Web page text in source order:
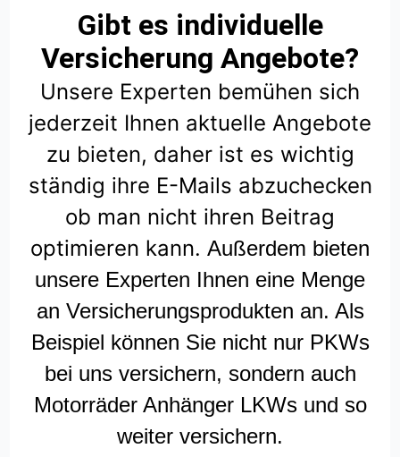
Gibt es individuelle
Versicherung Angebote?
Unsere Experten bemühen sich
jederzeit Ihnen aktuelle Angebote
zu bieten, daher ist es wichtig
ständig ihre E-Mails abzuchecken
ob man nicht ihren Beitrag
optimieren kann. Außerdem bieten
unsere Experten Ihnen eine Menge
an Versicherungsprodukten an. Als
Beispiel können Sie nicht nur PKWs
bei uns versichern, sondern auch
Motorräder Anhänger LKWs und so
weiter versichern.